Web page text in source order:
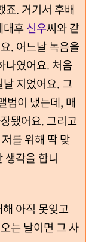
죠. 거기서 후배
대후신우씨와 같
. 어느날 녹음을
나였어요. 처음
지었어요. 그
범이 냈는데, 매
됐어요. 그리고
를 위해 딱 맞
생각을 합니
아직 못잊고
는 날이면 그 사